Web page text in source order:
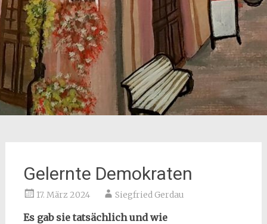
Gelernte Demokraten
17. März 2024 Siegfried Gerdau
Es gab sie tatsächlich und wie